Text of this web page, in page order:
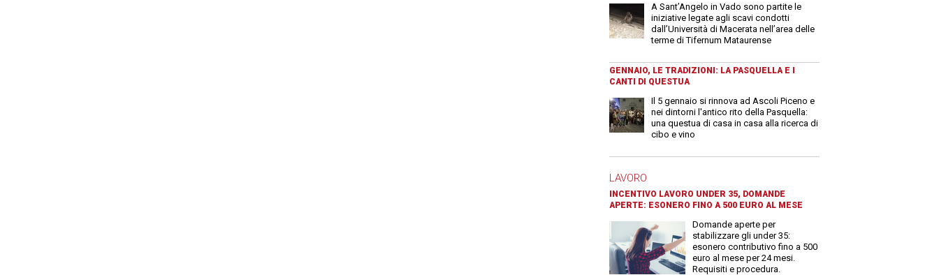
A Sant’Angelo in Vado sono partite le
iniziative legate agli scavi condotti
dall’Università di Macerata nell’area delle
terme di Tifernum Mataurense
GENNAIO, LE TRADIZIONI: LA PASQUELLA E I
CANTI DI QUESTUA
Il 5 gennaio si rinnova ad Ascoli Piceno e
nei dintorni l'antico rito della Pasquella:
una questua di casa in casa alla ricerca di
cibo e vino
LAVORO
INCENTIVO LAVORO UNDER 35, DOMANDE
APERTE: ESONERO FINO A 500 EURO AL MESE
Domande aperte per
stabilizzare gli under 35:
esonero contributivo fino a 500
euro al mese per 24 mesi.
Requisiti e procedura.